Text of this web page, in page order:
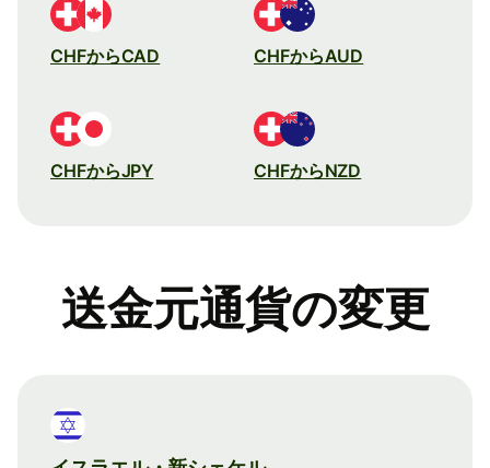
CHFからCAD CHFからAUD
CHFからJPY CHFからNZD
送金元通貨の変更